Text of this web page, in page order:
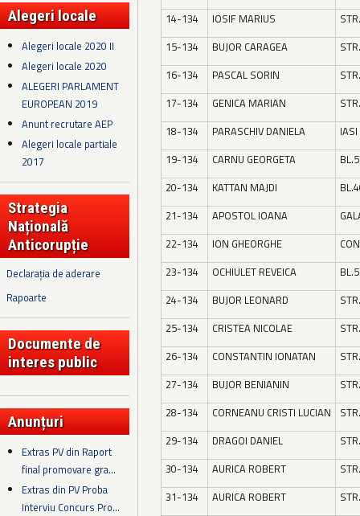
Alegeri locale
Alegeri locale 2020 II
Alegeri locale 2020
ALEGERI PARLAMENT
EUROPEAN 2019
Anunt recrutare AEP
Alegeri locale partiale
2017
Strategia
Națională
Anticorupție
Declarația de aderare
Rapoarte
Documente de
interes public
Anunțuri
Extras PV din Raport
final promovare gra...
Extras din PV Proba
Interviu Concurs Pro...
14-134
IOSIF MARIUS
15-134
BUJOR CARAGEA
16-134
PASCAL SORIN
17-134
GENICA MARIAN
18-134
PARASCHIV DANIELA
IASI
19-134
CARNU GEORGETA
20-134
KATTAN MAJDI
21-134
APOSTOL IOANA
22-134
ION GHEORGHE
23-134
OCHIULET REVEICA
24-134
BUJOR LEONARD
25-134
CRISTEA NICOLAE
26-134
CONSTANTIN IONATAN
27-134
BUJOR BENIANIN
28-134
CORNEANU CRISTI LUCIAN
29-134
DRAGOI DANIEL
30-134
AURICA ROBERT
31-134
AURICA ROBERT